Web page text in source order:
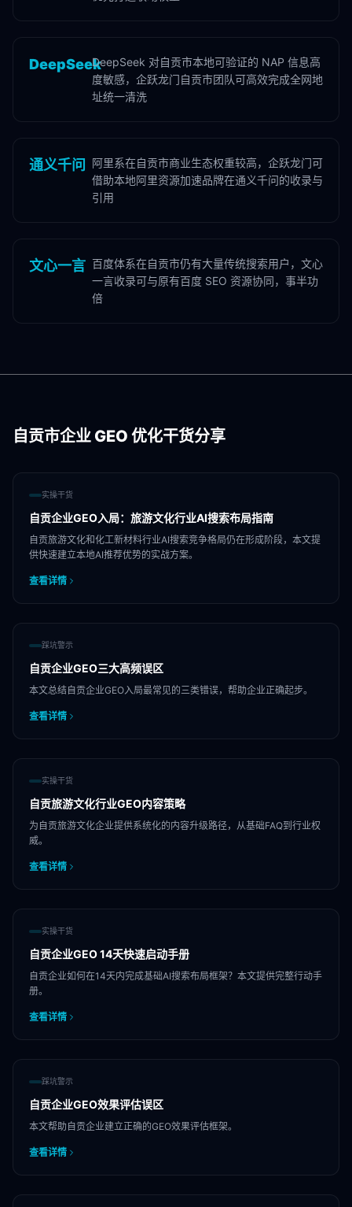
DeepSeekDeepSeek 对自贡市本地可验证的 NAP 信息高
度敏感，企跃龙门自贡市团队可高效完成全网地
址统一清洗
通义千问
阿里系在自贡市商业生态权重较高，企跃龙门可
借助本地阿里资源加速品牌在通义千问的收录与
引用
文心一言 百度体系在自贡市仍有大量传统搜索用户，文心
一言收录可与原有百度 SEO 资源协同，事半功
倍
自贡市企业 GEO 优化干货分享
实操干货
自贡企业GEO入局：旅游文化行业AI搜索布局指南
自贡旅游文化和化工新材料行业AI搜索竞争格局仍在形成阶段，本文提
供快速建立本地AI推荐优势的实战方案。
查看详情
踩坑警示
自贡企业GEO三大高频误区
本文总结自贡企业GEO入局最常见的三类错误，帮助企业正确起步。
查看详情
实操干货
自贡旅游文化行业GEO内容策略
为自贡旅游文化企业提供系统化的内容升级路径，从基础FAQ到行业权
威。
查看详情
实操干货
自贡企业GEO 14天快速启动手册
自贡企业如何在14天内完成基础AI搜索布局框架？本文提供完整行动手
册。
查看详情
踩坑警示
自贡企业GEO效果评估误区
本文帮助自贡企业建立正确的GEO效果评估框架。
查看详情